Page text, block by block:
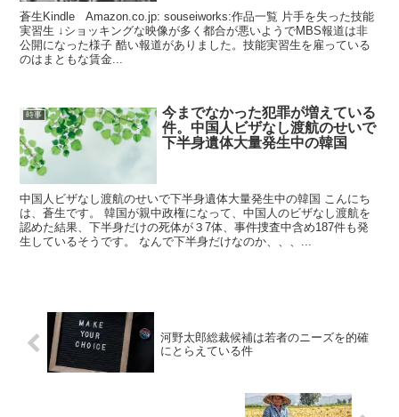
蒼生Kindle Amazon.co.jp: souseiworks:作品一覧 片手を失った技能
実習生 ↓ショッキングな映像が多く都合が悪いようでMBS報道は非
公開になった様子 酷い報道がありました。技能実習生を雇っている
のはまともな賃金...
時事
今までなかった犯罪が増えている
件。中国人ビザなし渡航のせいで
下半身遺体大量発生中の韓国
中国人ビザなし渡航のせいで下半身遺体大量発生中の韓国 こんにち
は、蒼生です。 韓国が親中政権になって、中国人のビザなし渡航を
認めた結果、下半身だけの死体が３7体、事件捜査中含め187件も発
生しているそうです。 なんで下半身だけなのか、、、...
河野太郎総裁候補は若者のニーズを的確
にとらえている件